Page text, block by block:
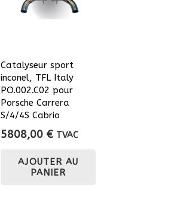
Catalyseur sport
inconel, TFL Italy
PO.002.C02 pour
Porsche Carrera
S/4/4S Cabrio
5808,00 € TVAC
AJOUTER AU
PANIER